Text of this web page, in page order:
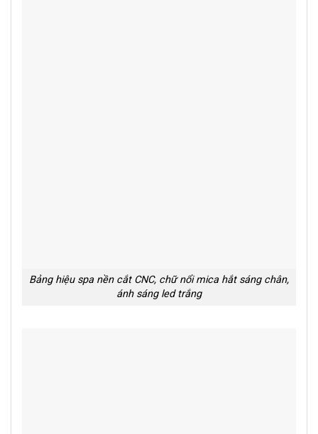
Bảng hiệu spa nền cắt CNC, chữ nổi mica hắt sáng chân,
ánh sáng led trắng